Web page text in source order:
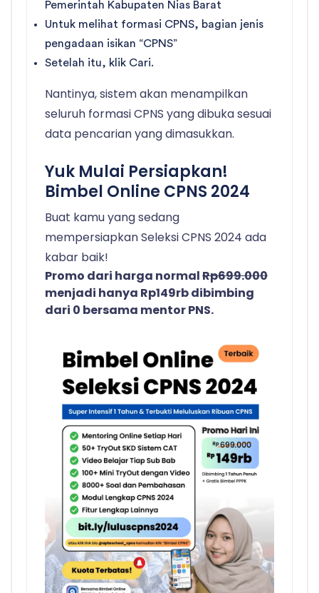
Pemerintah Kabupaten Nias Barat
Untuk melihat formasi CPNS, bagian jenis
pengadaan isikan “CPNS”
Setelah itu, klik Cari.
Nantinya, sistem akan menampilkan
seluruh formasi CPNS yang dibuka sesuai
data pencarian yang dimasukkan.
Yuk Mulai Persiapkan!
Bimbel Online CPNS 2024
Buat kamu yang sedang
mempersiapkan Seleksi CPNS 2024 ada
kabar baik!
Promo dari harga normalRp699.000
menjadi hanya Rp149rb dibimbing
dari 0 bersama mentor PNS.